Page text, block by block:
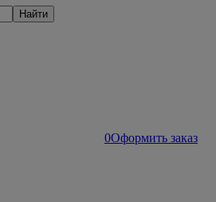
Найти
0Оформить заказ